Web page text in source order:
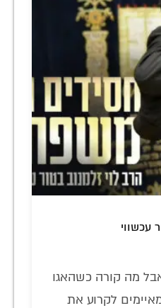
עכשווי
מה קורה כשהאגו
לקרוע את